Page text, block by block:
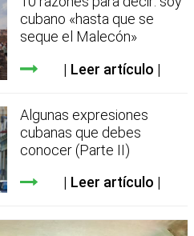
cubano «hasta que se
seque el Malecón»
Leer artículo
Algunas expresiones
cubanas que debes
conocer (Parte II)
Leer artículo